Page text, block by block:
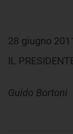
28
IL
Guido Bortoni